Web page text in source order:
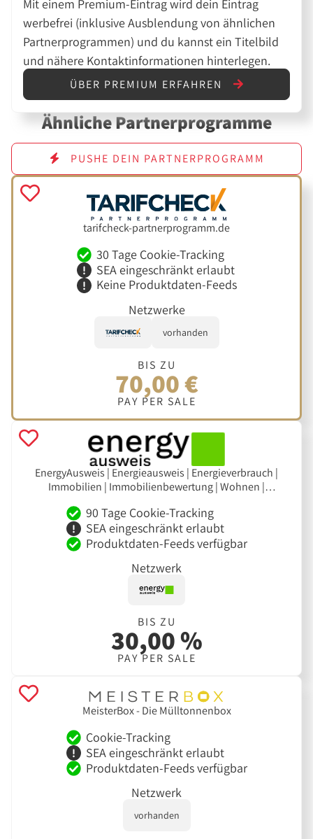
Mit einem Premium-Eintrag wird dein Eintrag
werbefrei (inklusive Ausblendung von ähnlichen
Partnerprogrammen) und du kannst ein Titelbild
und nähere Kontaktinformationen hinterlegen.
ÜBER PREMIUM ERFAHREN
Ähnliche Partnerprogramme
PUSHE DEIN PARTNERPROGRAMM
tarifcheck-partnerprogramm.de
30 Tage Cookie-Tracking
SEA eingeschränkt erlaubt
Keine Produktdaten-Feeds
Netzwerke
vorhanden
BIS ZU
70,00 €
PAY PER SALE
EnergyAusweis | Energieausweis | Energieverbrauch |
Immobilien | Immobilienbewertung | Wohnen |
90 Tage Cookie-Tracking
SEA eingeschränkt erlaubt
Produktdaten-Feeds verfügbar
Netzwerk
BIS ZU
30,00 %
PAY PER SALE
MeisterBox - Die Mülltonnenbox
Cookie-Tracking
SEA eingeschränkt erlaubt
Produktdaten-Feeds verfügbar
Netzwerk
vorhanden